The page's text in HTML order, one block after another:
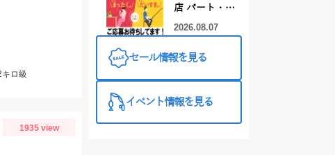
ロ級
1935 view
ラス受注会～
店 パート・ア
ルバイトスタ
募集中！
2026.08.07
セール情報を見る
イベント情報を見る